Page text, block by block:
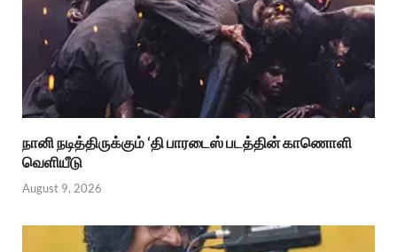
நானி நடித்திருக்கும் ‘தி பாரடைஸ் படத்தின் காணொளி
வெளியீடு
August 9, 2026